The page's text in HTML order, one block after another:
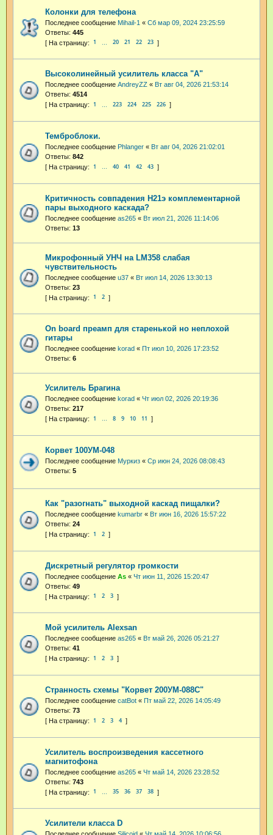
Колонки для телефона
Последнее сообщение Mihail-1 « Сб мар 09, 2024 23:25:59
Ответы: 445
1 20 21 22 23
Высоколинейный усилитель класса "А"
Последнее сообщение AndreyZZ « Вт авг 04, 2026 21:53:14
Ответы: 4514
1 223 224 225 226
Темброблоки.
Последнее сообщение Phlanger « Вт авг 04, 2026 21:02:01
Ответы: 842
1 … 40 41 42 43
Критичность совпадения H21э комплементарной
пары выходного каскада?
Последнее сообщение as265 « Вт июл 21, 2026 11:14:06
Ответы: 13
Микрофонный УНЧ на LM358 слабая
чувствительность
Последнее сообщение u37 « Вт июл 14, 2026 13:30:13
Ответы: 23
1 2
On board преамп для старенькой но неплохой
гитары
Последнее сообщение korad « Пт июл 10, 2026 17:23:52
Ответы: 6
Усилитель Брагина
Последнее сообщение korad « Чт июл 02, 2026 20:19:36
Ответы: 217
1 … 8 9 10 11
Корвет 100УМ-048
Последнее сообщение Муркиз « Ср июн 24, 2026 08:08:43
Ответы: 5
Как "разогнать" выходной каскад пищалки?
Последнее сообщение kumarbr « Вт июн 16, 2026 15:57:22
Ответы: 24
1 2
Дискретный регулятор громкости
Последнее сообщение As « Чт июн 11, 2026 15:20:47
Ответы: 49
1 2 3
Мой усилитель Alexsan
Последнее сообщение as265 « Вт май 26, 2026 05:21:27
Ответы: 41
1 2 3
Странность схемы "Корвет 200УМ-088С"
Последнее сообщение catBot « Пт май 22, 2026 14:05:49
Ответы: 73
1 2 3 4
Усилитель воспроизведения кассетного
магнитофона
Последнее сообщение as265 « Чт май 14, 2026 23:28:52
Ответы: 743
1 35 36 37 38
Усилители класса D